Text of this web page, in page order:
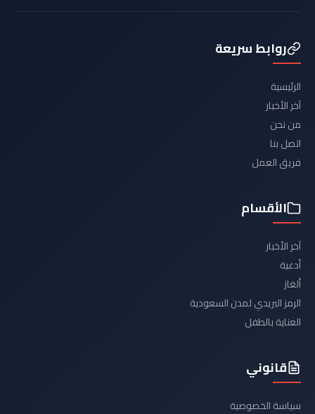
روابط سريعة
الرئيسية
آخر الأخبار
من نحن
اتصل بنا
فريق العمل
الأقسام
آخر الأخبار
أدعية
ألغاز
الرمز البريدي لمدن السعودية
العناية بالطفل
قانوني
سياسة الخصوصية